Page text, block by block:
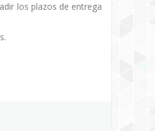
los plazos de entrega